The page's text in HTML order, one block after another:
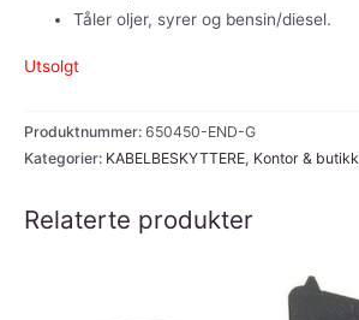
Tåler oljer, syrer og bensin/diesel.
Utsolgt
Produktnummer: 650450-END-G
Kategorier: KABELBESKYTTERE, Kontor & butikk
Relaterte produkter